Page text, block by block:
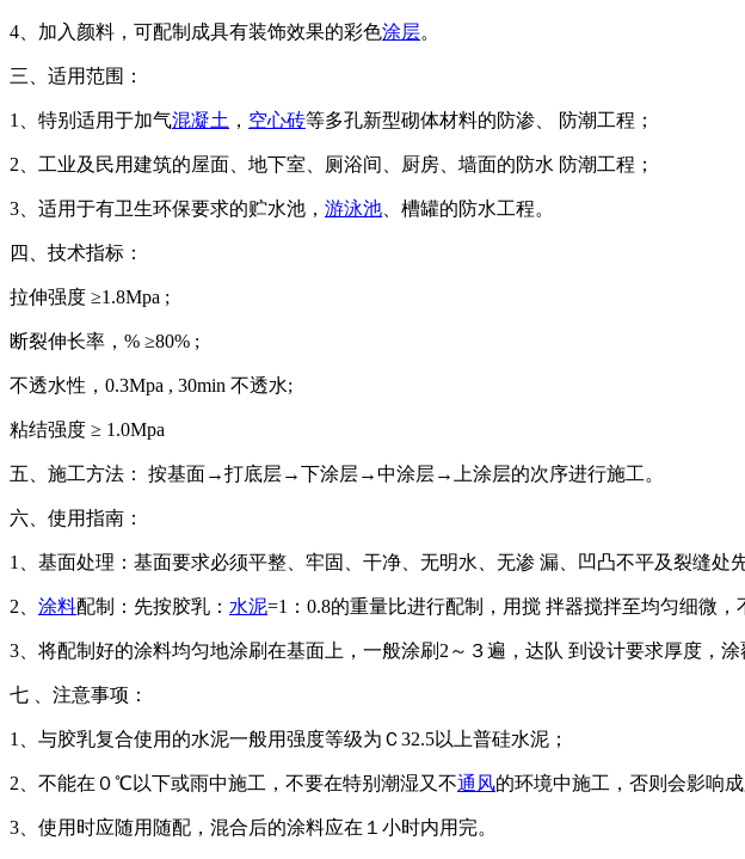
4 、加入颜料，可配制成具有装饰效果的彩色涂层。
三、适用范围：
1 、特别适用于加气混凝土 ， 空心砖等多孔新型砌体材料的防渗、 防潮工程；
2 、工业及民用建筑的屋面、地下室、厕浴间、厨房、墙面的防水 防潮工程；
3 、适用于有卫生环保要求的贮水池， 游泳池 、槽罐的防水工程。
四、技术指标：
拉伸强度 ≥1.8Mpa ;
断裂伸长率， % ≥80% ;
不透水性， 0.3Mpa , 30min 不透水;
粘结强度 ≥ 1.0Mpa
五、施工方法： 按基面→打底层→下涂层→中涂层→上涂层的次序进行施工。
六、使用指南：
1 、基面处理：基面要求必须平整、牢固、干净、无明水、无渗 漏、凹凸不平及裂缝
2 涂料配制：先按胶乳： 水泥=1 ： 0.8的重量比进行配制，用搅 拌器搅拌至均匀细微，
3 、将配制好的涂料均匀地涂刷在基面上，一般涂刷 2 ～３遍，达队 到设计要求厚度，
七 、注意事项：
1 、与胶乳复合使用的水泥一般用强度等级为Ｃ 32.5以上普硅水泥；
2 、不能在０℃以下或雨中施工，不要在特别潮湿又不通风的环境中施工，否则会影响成
3 、使用时应随用随配，混合后的涂料应在１小时内用完。